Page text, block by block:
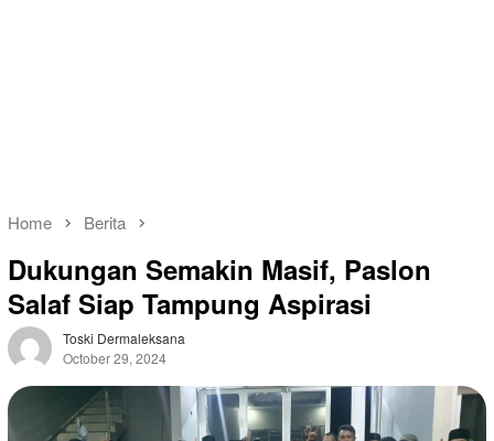
Home Berita
Dukungan Semakin Masif, Paslon
Salaf Siap Tampung Aspirasi
Toski Dermaleksana
October 29, 2024